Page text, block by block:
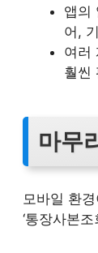
앱의
어,
여러
훨씬
마무
모바일 환
‘통장사본